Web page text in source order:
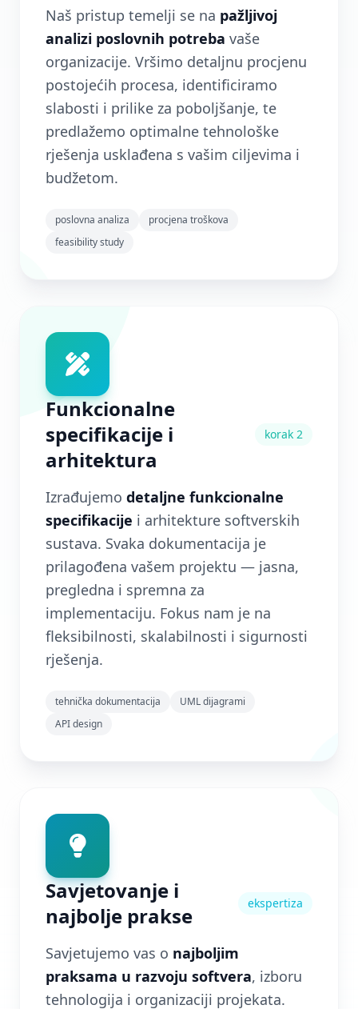
Naš pristup temelji se na pažljivoj
analizi poslovnih potreba vaše
organizacije. Vršimo detaljnu procjenu
postojećih procesa, identificiramo
slabosti i prilike za poboljšanje, te
predlažemo optimalne tehnološke
rješenja usklađena s vašim ciljevima i
budžetom.
poslovna analiza
procjena troškova
feasibility study
Funkcionalne
specifikacije i
arhitektura
korak 2
Izrađujemo detaljne funkcionalne
specifikacije i arhitekture softverskih
sustava. Svaka dokumentacija je
prilagođena vašem projektu — jasna,
pregledna i spremna za
implementaciju. Fokus nam je na
fleksibilnosti, skalabilnosti i sigurnosti
rješenja.
tehnička dokumentacija
UML dijagrami
API design
Savjetovanje i
najbolje prakse
ekspertiza
Savjetujemo vas o najboljim
praksama u razvoju softvera, izboru
tehnologija i organizaciji projekata.